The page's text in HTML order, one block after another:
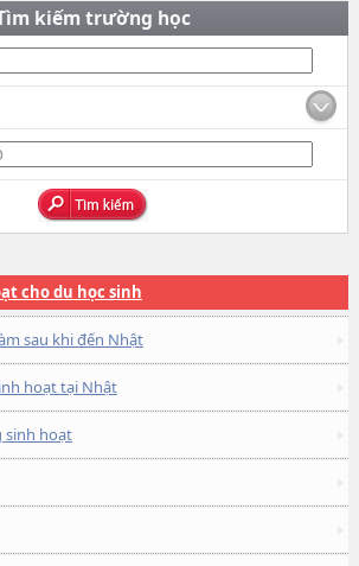
kiếm trường học
cho du học sinh
sau khi đến Nhật
hoạt tại Nhật
sinh hoạt